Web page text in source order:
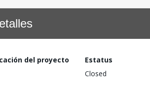
del proyecto
Estatus
Closed